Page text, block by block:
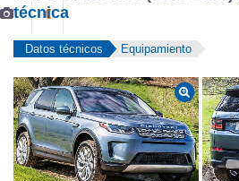
técnica
Datos técnicos Equipamiento